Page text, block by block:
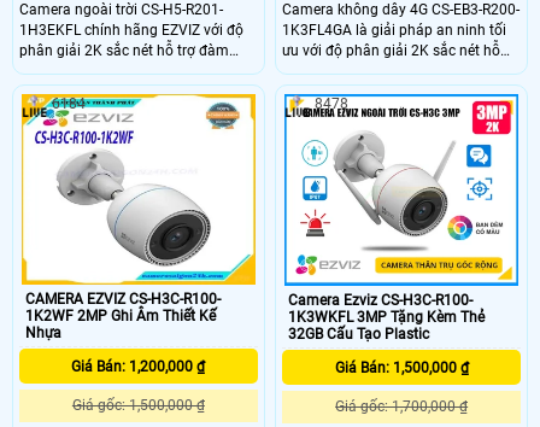
Camera ngoài trời CS-H5-R201-
1H3EKFL chính hãng EZVIZ với độ
phân giải 2K sắc nét hỗ trợ đàm
thoại hai chiều và phát hiện thông
minh với cảnh báo bằng còi và đèn
chớp. Với hồng ngoại 30m đèn trợ
sáng 20m camera mang đến hình
ảnh ban đêm có màu chân thực.
Camera không dây 4G CS-EB3-R200-
1K3FL4GA là giải pháp an ninh tối
ưu với độ phân giải 2K sắc nét hỗ
trợ nhận diện người và phương tiện
chính xác. Camera nổi bật với khả
năng đàm thoại hai chiều lưu trữ thẻ
nhớ đến 512GB và tích hợp pin sạc
cùng chuẩn IP65 chống bụi nước,
phù hợp sử dụng cả trong nhà lẫn
ngoài trời.
CAMERA EZVIZ CS-H3C-R100-
1K2WF 2MP Ghi Âm Thiết Kế
Nhựa
Giá Bán: 1,200,000 ₫
Giá gốc: 1,500,000 ₫
6184
Camera Ezviz CS-H3C-R100-
1K3WKFL 3MP Tặng Kèm Thẻ
32GB Cấu Tạo Plastic
Giá Bán: 1,500,000 ₫
Giá gốc: 1,700,000 ₫
8478